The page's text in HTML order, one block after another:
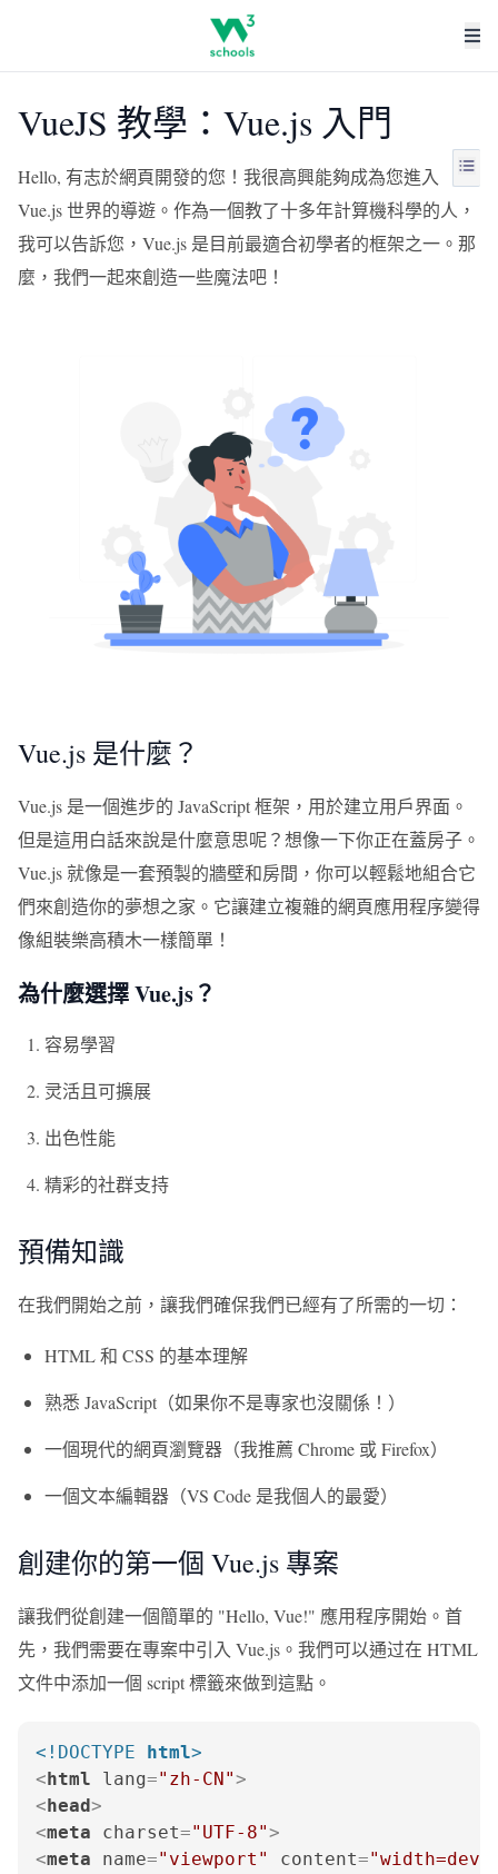
VueJS 教學：Vue.js 入門
Hello, 有志於網頁開發的您！我很高興能夠成為您進入
Vue.js 世界的導遊。作為一個教了十多年計算機科學的人，
我可以告訴您，Vue.js 是目前最適合初學者的框架之一。那
麼，我們一起來創造一些魔法吧！
Vue.js 是什麼？
Vue.js 是一個進步的 JavaScript 框架，用於建立用戶界面。
但是這用白話來說是什麼意思呢？想像一下你正在蓋房子。
Vue.js 就像是一套預製的牆壁和房間，你可以輕鬆地組合它
們來創造你的夢想之家。它讓建立複雜的網頁應用程序變得
像組裝樂高積木一樣簡單！
為什麼選擇 Vue.js？
容易學習
灵活且可擴展
出色性能
精彩的社群支持
預備知識
在我們開始之前，讓我們確保我們已經有了所需的一切：
HTML 和 CSS 的基本理解
熟悉 JavaScript（如果你不是專家也沒關係！）
一個現代的網頁瀏覽器（我推薦 Chrome 或 Firefox）
一個文本編輯器（VS Code 是我個人的最愛）
創建你的第一個 Vue.js 專案
讓我們從創建一個簡單的 "Hello, Vue!" 應用程序開始。首
先，我們需要在專案中引入 Vue.js。我們可以通过在 HTML
文件中添加一個 script 標籤來做到這點。
<!DOCTYPE html>
<html lang="zh-CN">
<head>
<meta charset="UTF-8">
<meta name="viewport" content=